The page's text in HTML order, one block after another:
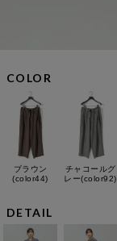
COLOR
ブラウン
(color44)
チャコールグ
レー(color92)
DETAIL